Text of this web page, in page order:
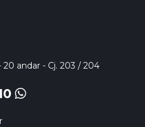
20 andar - Cj. 203 / 204